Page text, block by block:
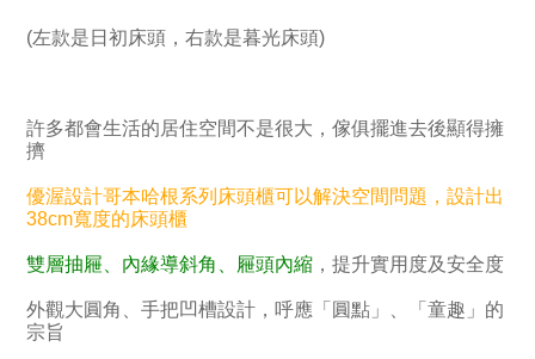
(左款是日初床頭，右款是暮光床頭)
許多都會生活的居住空間不是很大，傢俱擺進去後顯得擁
擠
優渥設計哥本哈根系列床頭櫃可以解決空間問題，設計出
38cm寬度的床頭櫃
雙層抽屜、內緣導斜角、屜頭內縮 ，提升實用度及安全度
外觀大圓角、手把凹槽設計，呼應「圓點」、「童趣」的
宗旨